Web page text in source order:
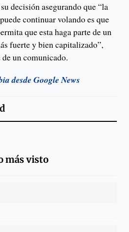
decisión asegurando que “la
continuar volando es que
que esta haga parte de un
fuerte y bien capitalizado”,
de un comunicado.
desde Google News
más visto